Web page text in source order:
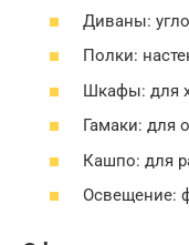
Диваны:
Полки:
Шкафы: для
Гамаки: для
Кашпо: для
Освещение: